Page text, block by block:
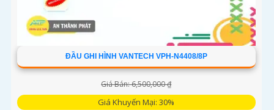
ĐẦU GHI HÌNH VANTECH VPH-N4408/8P
Giá Bán: 6,500,000 ₫
Giá Khuyến Mại: 30%